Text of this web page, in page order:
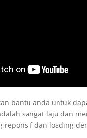
bantu anda untuk
sangat laju dan
reponsif dan loading